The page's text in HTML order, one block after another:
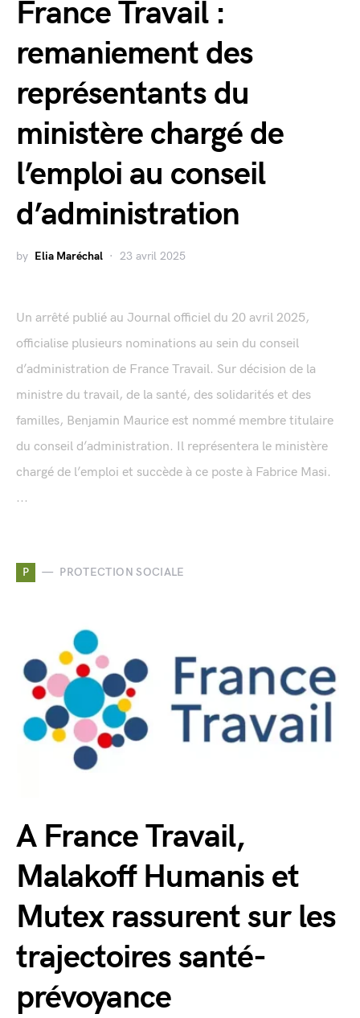
France Travail :
remaniement des
représentants du
ministère chargé de
l’emploi au conseil
d’administration
by Elia Maréchal 23 avril 2025
Un arrêté publié au Journal officiel du 20 avril 2025,
officialise plusieurs nominations au sein du conseil
d’administration de France Travail. Sur décision de la
ministre du travail, de la santé, des solidarités et des
familles, Benjamin Maurice est nommé membre titulaire
du conseil d’administration. Il représentera le ministère
chargé de l’emploi et succède à ce poste à Fabrice Masi.
...
P PROTECTION SOCIALE
A France Travail,
Malakoff Humanis et
Mutex rassurent sur les
trajectoires santé-
prévoyance